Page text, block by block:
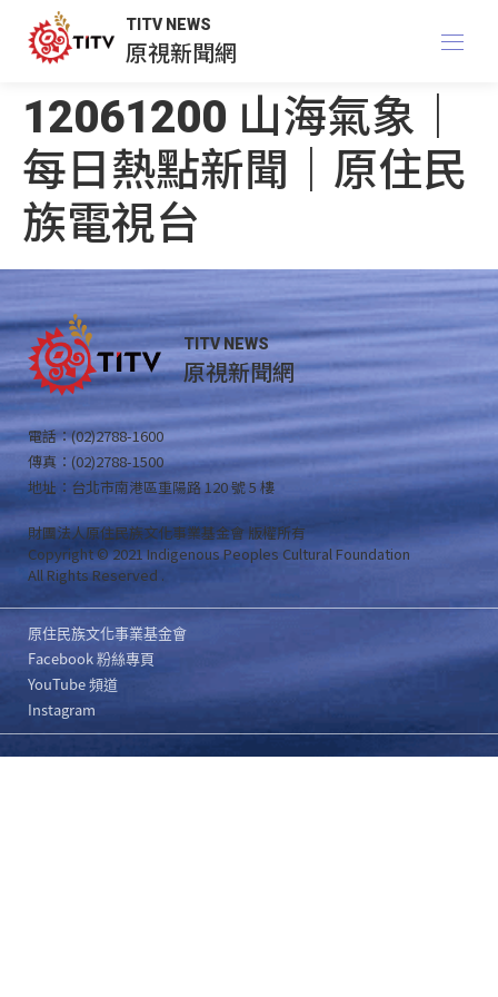
TITV NEWS
原視新聞網
12061200 山海氣象｜
每日熱點新聞｜原住民
族電視台
TITV NEWS
原視新聞網
電話：(02)2788-1600
傳真：(02)2788-1500
地址：台北市南港區重陽路 120 號 5 樓
財團法人原住民族文化事業基金會 版權所有
Copyright © 2021 Indigenous Peoples Cultural Foundation
All Rights Reserved .
原住民族文化事業基金會
Facebook 粉絲專頁
YouTube 頻道
Instagram